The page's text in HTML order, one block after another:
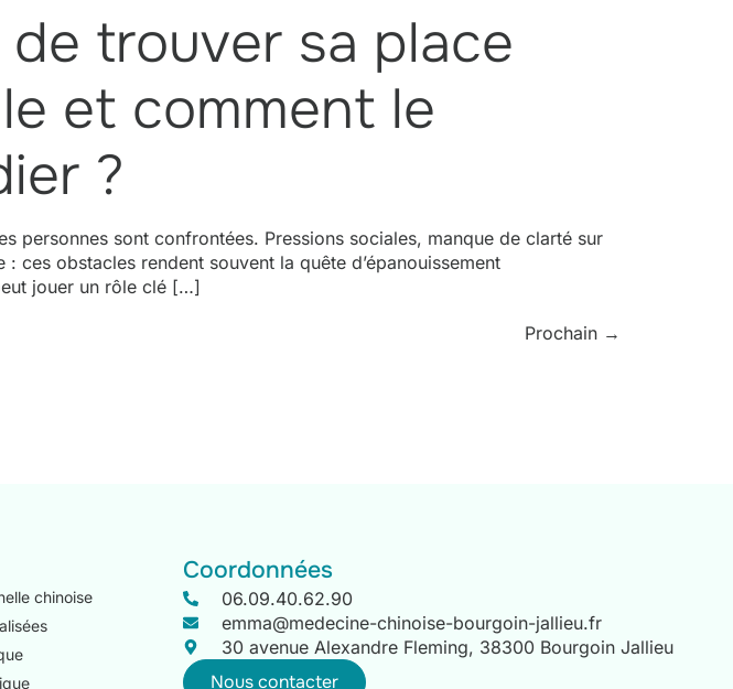
trouver sa place
et comment le
?
personnes sont confrontées. Pressions sociales, manque de clarté sur
ces obstacles rendent souvent la quête d’épanouissement
jouer un rôle clé […]
Prochain →
chinoise
Coordonnées
06.09.40.62.90
emma@medecine-chinoise-bourgoin-jallieu.fr
30 avenue Alexandre Fleming, 38300 Bourgoin Jallieu
Nous contacter